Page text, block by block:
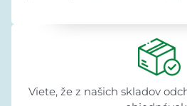
Viete, že z našich skladov